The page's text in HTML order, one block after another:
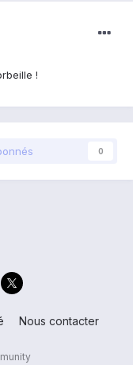
!
0
Nous contacter